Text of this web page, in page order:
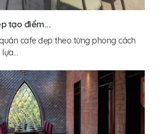
tạo điểm...
cafe đẹp theo từng phong cách